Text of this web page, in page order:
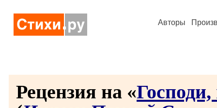
Авторы
Рецензия на «